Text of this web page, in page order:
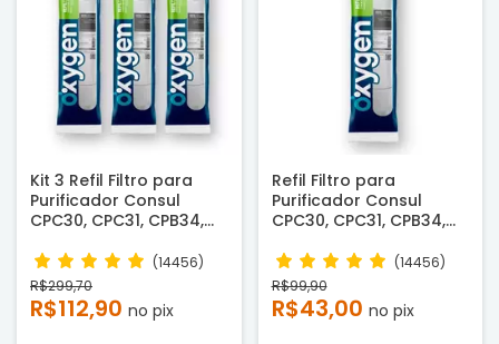
Kit 3 Refil Filtro para
Purificador Consul
CPC30, CPC31, CPB34,
Compatível
(14456)
R$299,70
R$112,90 no pix
Refil Filtro para
Purificador Consul
CPC30, CPC31, CPB34,
Compatível
(14456)
R$99,90
R$43,00 no pix